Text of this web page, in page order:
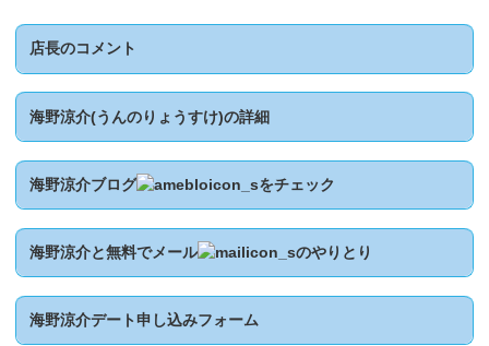
店長のコメント
海野涼介(うんのりょうすけ)の詳細
海野涼介ブログ をチェック
海野涼介と無料でメール のやりとり
海野涼介デート申し込みフォーム